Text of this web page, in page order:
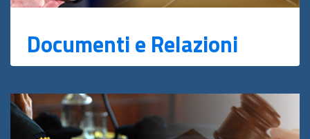
Documenti e Relazioni